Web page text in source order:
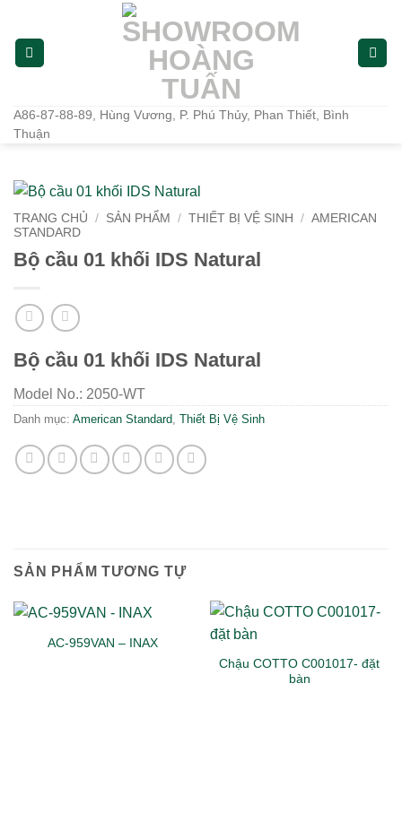
A86-87-88-89, Hùng Vương, P. Phú Thủy, Phan Thiết, Bình
Thuận
TRANG CHỦ / SẢN PHẨM / THIẾT BỊ VỆ SINH / AMERICAN
STANDARD
Bộ cầu 01 khối IDS Natural
Bộ cầu 01 khối IDS Natural
Model No.: 2050-WT
Danh mục: American Standard Thiết Bị Vệ Sinh
SẢN PHẨM TƯƠNG TỰ
AC-959VAN – INAX
Chậu COTTO C001017- đặt
bàn